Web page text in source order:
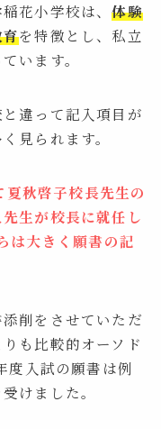
花小学校は、体験
育を特徴とし、私立
います。
違って記入項目が
見られます。
秋啓子校長先生の
生が校長に就任し
は大きく願書の記
削をさせていただ
も比較的オーソド
度入試の願書は例
けました。